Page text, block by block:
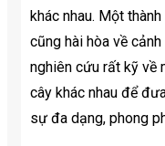
khác nhau. Một
cũng hài hòa về
nghiên cứu rất kỹ về
cây khác nhau để
sự đa dạng, phong